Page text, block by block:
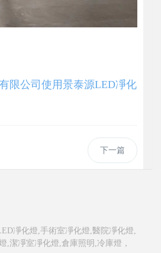
限公司使用景泰源LED凈化
下一篇
凈化燈,手術室凈化燈,醫院凈化燈,
,潔凈室凈化燈,倉庫照明,冷庫燈，